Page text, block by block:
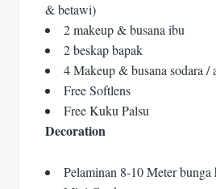
& betawi)
2 makeup & busana ibu
2 beskap bapak
4 Makeup & busana sodara /
Free Softlens
Free Kuku Palsu
Decoration
Pelaminan 8-10 Meter bunga